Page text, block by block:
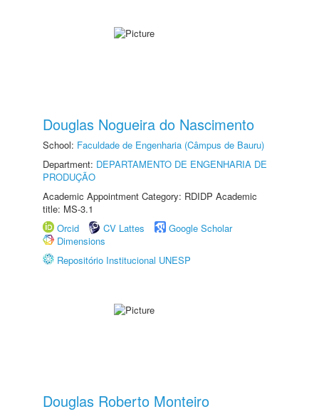
Douglas Nogueira do Nascimento
School: Faculdade de Engenharia (Câmpus de Bauru)
Department: DEPARTAMENTO DE ENGENHARIA DE
PRODUÇÃO
Academic Appointment Category: RDIDP Academic
title: MS-3.1
Orcid
CV Lattes
Google Scholar
Dimensions
Repositório Institucional UNESP
Douglas Roberto Monteiro